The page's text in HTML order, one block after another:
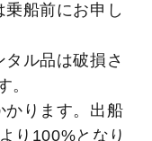
船前にお申し
ル品は破損さ
。
かります。出船
り100%となり